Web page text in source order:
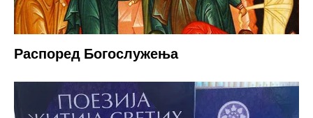
Распоред Богослужења